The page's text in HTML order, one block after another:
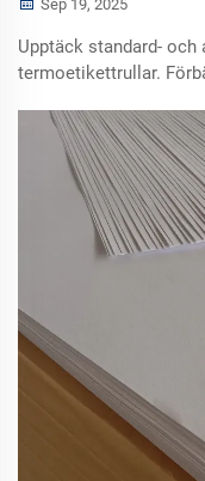
Sep 19, 2025
Upptäck standard-
termoetikettrullar.